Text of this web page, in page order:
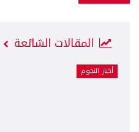
المقالات الشائعة
أخبار النجوم